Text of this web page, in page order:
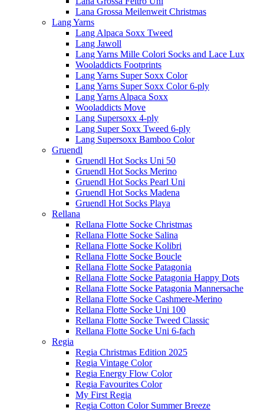
Lana Grossa Meilenweit Christmas
Lang Yarns
Lang Alpaca Soxx Tweed
Lang Jawoll
Lang Yarns Mille Colori Socks and Lace Lux
Wooladdicts Footprints
Lang Yarns Super Soxx Color
Lang Yarns Super Soxx Color 6-ply
Lang Yarns Alpaca Soxx
Wooladdicts Move
Lang Supersoxx 4-ply
Lang Super Soxx Tweed 6-ply
Lang Supersoxx Bamboo Color
Gruendl
Gruendl Hot Socks Uni 50
Gruendl Hot Socks Merino
Gruendl Hot Socks Pearl Uni
Gruendl Hot Socks Madena
Gruendl Hot Socks Playa
Rellana
Rellana Flotte Socke Christmas
Rellana Flotte Socke Salina
Rellana Flotte Socke Kolibri
Rellana Flotte Socke Boucle
Rellana Flotte Socke Patagonia
Rellana Flotte Socke Patagonia Happy Dots
Rellana Flotte Socke Patagonia Mannersache
Rellana Flotte Socke Cashmere-Merino
Rellana Flotte Socke Uni 100
Rellana Flotte Socke Tweed Classic
Rellana Flotte Socke Uni 6-fach
Regia
Regia Christmas Edition 2025
Regia Vintage Color
Regia Energy Flow Color
Regia Favourites Color
My First Regia
Regia Cotton Color Summer Breeze